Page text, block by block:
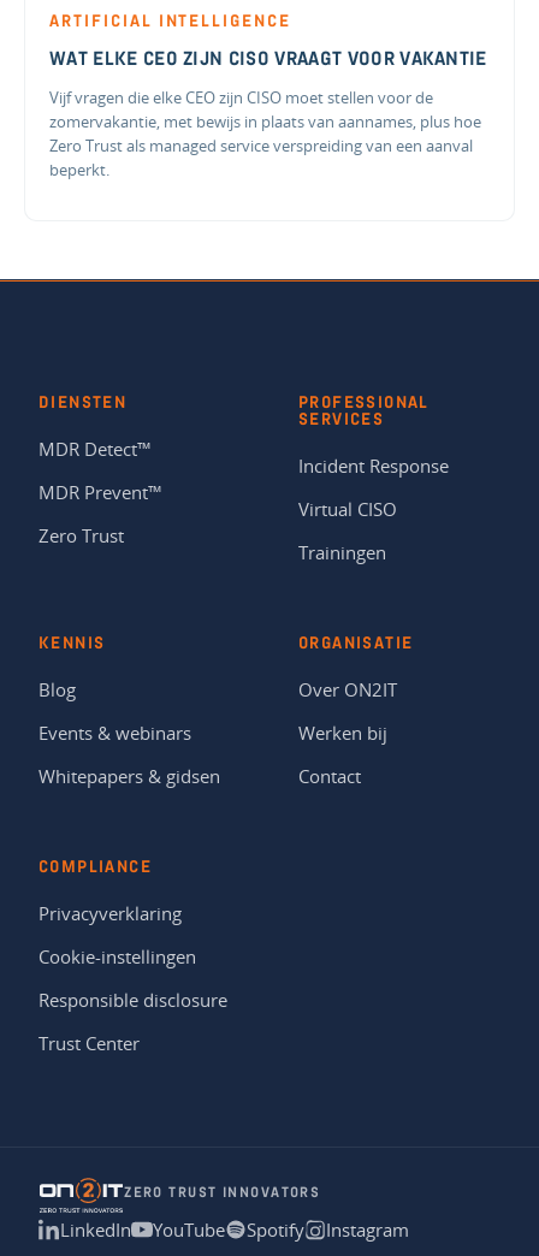
ARTIFICIAL INTELLIGENCE
WAT ELKE CEO ZIJN CISO VRAAGT VOOR VAKANTIE
Vijf vragen die elke CEO zijn CISO moet stellen voor de
zomervakantie, met bewijs in plaats van aannames, plus hoe
Zero Trust als managed service verspreiding van een aanval
beperkt.
DIENSTEN
MDR Detect™
MDR Prevent™
Zero Trust
PROFESSIONAL
SERVICES
Incident Response
Virtual CISO
Trainingen
KENNIS
Blog
Events & webinars
Whitepapers & gidsen
ORGANISATIE
Over ON2IT
Werken bij
Contact
COMPLIANCE
Privacyverklaring
Cookie-instellingen
Responsible disclosure
Trust Center
ZERO TRUST INNOVATORS
LinkedIn YouTube Spotify Instagram